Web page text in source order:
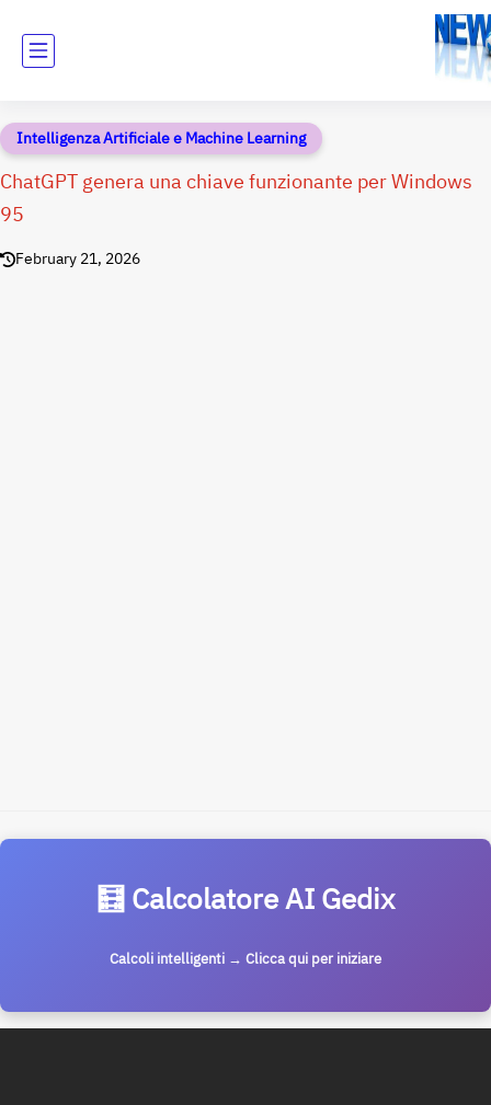
Intelligenza Artificiale e Machine Learning
ChatGPT genera una chiave funzionante per Windows
95
February 21, 2026
🧮 Calcolatore AI Gedix
Calcoli intelligenti → Clicca qui per iniziare